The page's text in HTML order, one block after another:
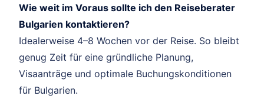
Wie weit im Voraus sollte ich den Reiseberater
Bulgarien kontaktieren?
Idealerweise 4–8 Wochen vor der Reise. So bleibt
genug Zeit für eine gründliche Planung,
Visaanträge und optimale Buchungskonditionen
für Bulgarien.